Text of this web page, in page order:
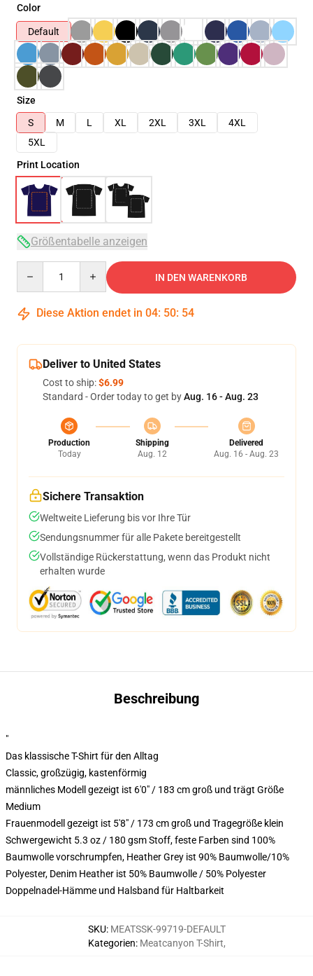
Color
Default
Size
S
M L XL 2XL 3XL
4XL
5XL
Print Location
Größentabelle anzeigen
IN DEN WARENKORB
Diese Aktion endet in 04: 50: 54
Deliver to United States
Cost to ship:$6.99
Standard - Order today to get byAug. 16 - Aug. 23
Production
Today
Shipping
Aug. 12
Delivered
Aug. 16 - Aug. 23
Sichere Transaktion
Weltweite Lieferung bis vor Ihre Tür
Sendungsnummer für alle Pakete bereitgestellt
Vollständige Rückerstattung, wenn das Produkt nicht
erhalten wurde
Beschreibung
"
Das klassische T-Shirt für den Alltag
Classic, großzügig, kastenförmig
männliches Modell gezeigt ist 6'0" / 183 cm groß und trägt Größe
Medium
Frauenmodell gezeigt ist 5'8" / 173 cm groß und Tragegröße klein
Schwergewicht 5.3 oz / 180 gsm Stoff, feste Farben sind 100%
Baumwolle vorschrumpfen, Heather Grey ist 90% Baumwolle/10%
Polyester, Denim Heather ist 50% Baumwolle / 50% Polyester
Doppelnadel-Hämme und Halsband für Haltbarkeit
SKU: MEATSSK-99719-DEFAULT
Kategorien: Meatcanyon T-Shirt,